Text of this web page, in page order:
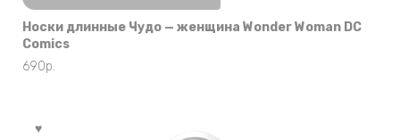
Носки длинные Чудо — женщина Wonder Woman DC
Comics
690р.